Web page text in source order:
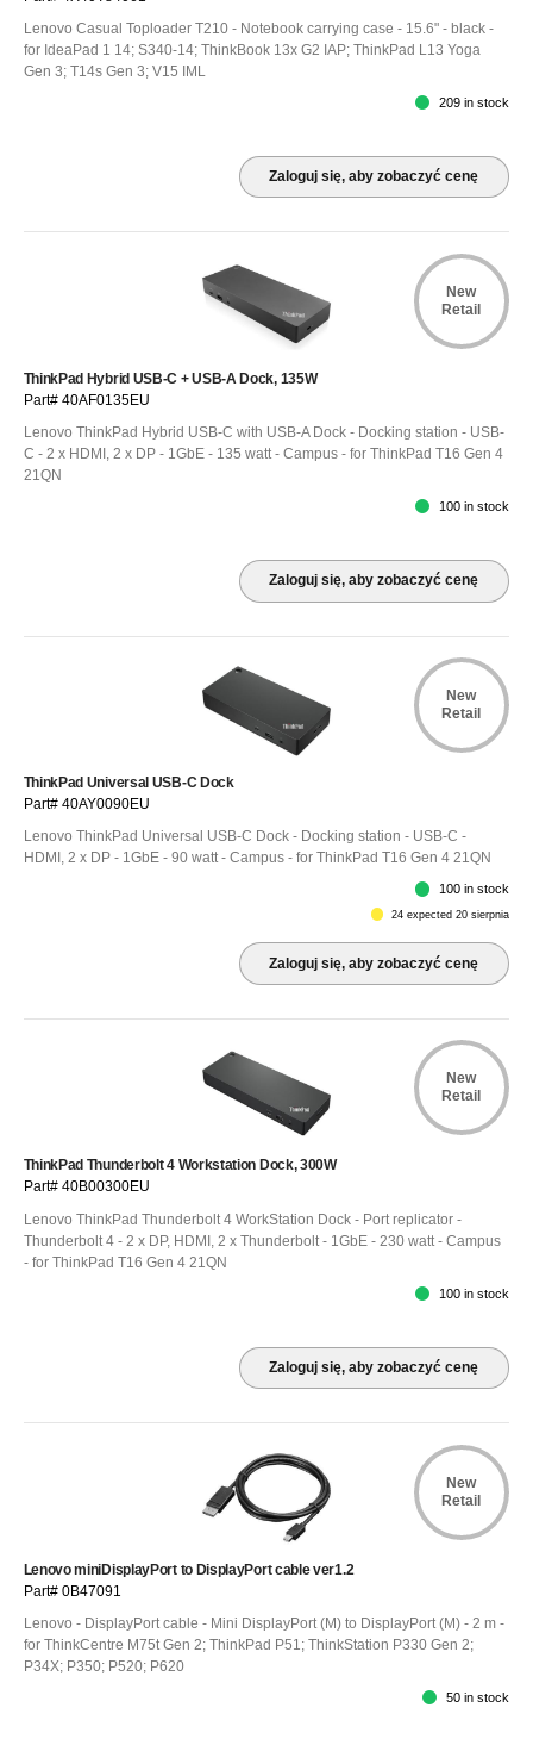
Lenovo Casual Toploader T210 - Notebook carrying case - 15.6" - black -
for IdeaPad 1 14; S340-14; ThinkBook 13x G2 IAP; ThinkPad L13 Yoga
Gen 3; T14s Gen 3; V15 IML
209 in stock
Zaloguj się, aby zobaczyć cenę
New
Retail
ThinkPad Hybrid USB-C + USB-A Dock, 135W
Part# 40AF0135EU
Lenovo ThinkPad Hybrid USB-C with USB-A Dock - Docking station - USB-
C - 2 x HDMI, 2 x DP - 1GbE - 135 watt - Campus - for ThinkPad T16 Gen 4
21QN
100 in stock
Zaloguj się, aby zobaczyć cenę
New
Retail
ThinkPad Universal USB-C Dock
Part# 40AY0090EU
Lenovo ThinkPad Universal USB-C Dock - Docking station - USB-C -
HDMI, 2 x DP - 1GbE - 90 watt - Campus - for ThinkPad T16 Gen 4 21QN
100 in stock
24 expected 20 sierpnia
Zaloguj się, aby zobaczyć cenę
New
Retail
ThinkPad Thunderbolt 4 Workstation Dock, 300W
Part# 40B00300EU
Lenovo ThinkPad Thunderbolt 4 WorkStation Dock - Port replicator -
Thunderbolt 4 - 2 x DP, HDMI, 2 x Thunderbolt - 1GbE - 230 watt - Campus
- for ThinkPad T16 Gen 4 21QN
100 in stock
Zaloguj się, aby zobaczyć cenę
New
Retail
Lenovo miniDisplayPort to DisplayPort cable ver1.2
Part# 0B47091
Lenovo - DisplayPort cable - Mini DisplayPort (M) to DisplayPort (M) - 2 m -
for ThinkCentre M75t Gen 2; ThinkPad P51; ThinkStation P330 Gen 2;
P34X; P350; P520; P620
50 in stock